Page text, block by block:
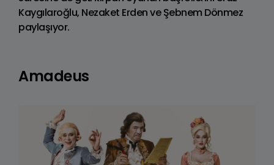
Kaygılaroğlu, Nezaket Erden ve Şebnem Dönmez
paylaşıyor.
Amadeus